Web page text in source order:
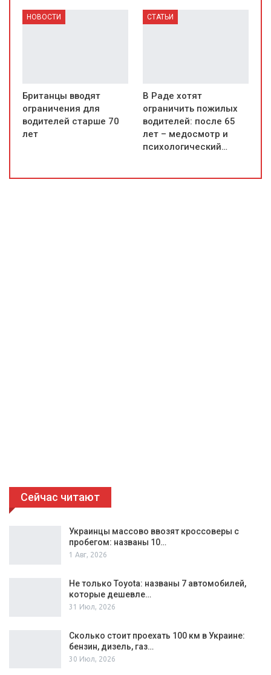
НОВОСТИ
Британцы вводят
ограничения для
водителей старше 70
лет
СТАТЬИ
В Раде хотят
ограничить пожилых
водителей: после 65
лет – медосмотр и
психологический…
Сейчас читают
Украинцы массово ввозят кроссоверы с
пробегом: названы 10…
1 Авг, 2026
Не только Toyota: названы 7 автомобилей,
которые дешевле…
31 Июл, 2026
Сколько стоит проехать 100 км в Украине:
бензин, дизель, газ…
30 Июл, 2026